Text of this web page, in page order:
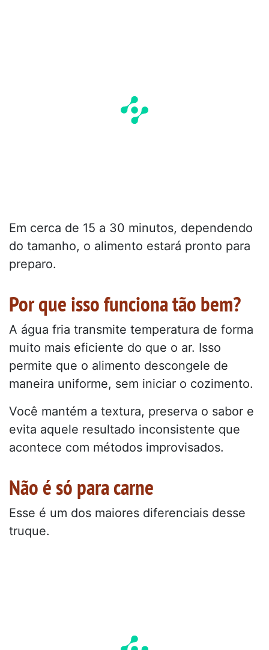
Em cerca de 15 a 30 minutos, dependendo
do tamanho, o alimento estará pronto para
preparo.
Por que isso funciona tão bem?
A água fria transmite temperatura de forma
muito mais eficiente do que o ar. Isso
permite que o alimento descongele de
maneira uniforme, sem iniciar o cozimento.
Você mantém a textura, preserva o sabor e
evita aquele resultado inconsistente que
acontece com métodos improvisados.
Não é só para carne
Esse é um dos maiores diferenciais desse
truque.